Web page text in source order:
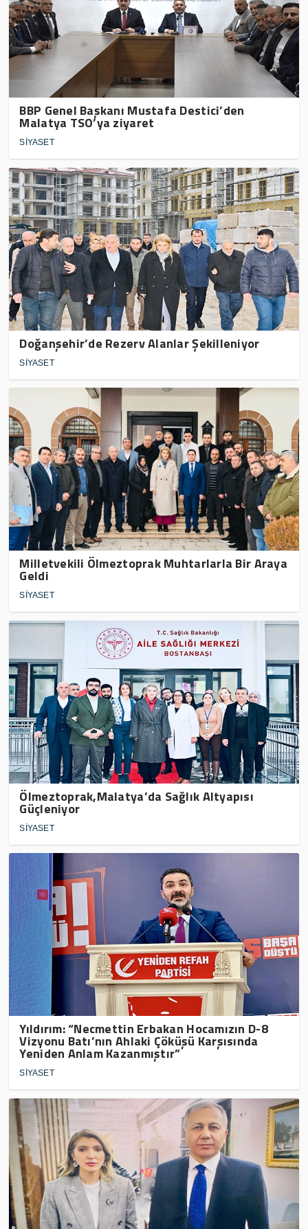
BBP Genel Başkanı Mustafa Destici’den
Malatya TSO’ya ziyaret
SİYASET
Doğanşehir’de Rezerv Alanlar Şekilleniyor
SİYASET
Milletvekili Ölmeztoprak Muhtarlarla Bir Araya
Geldi
SİYASET
Ölmeztoprak,Malatya’da Sağlık Altyapısı
Güçleniyor
SİYASET
Yıldırım: “Necmettin Erbakan Hocamızın D-8
Vizyonu Batı’nın Ahlaki Çöküşü Karşısında
Yeniden Anlam Kazanmıştır”
SİYASET